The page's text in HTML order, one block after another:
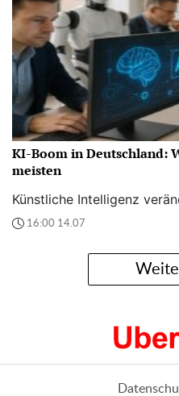
KI-Boom in Deutschland:
meisten
Künstliche Intelligenz
16:00 14.07